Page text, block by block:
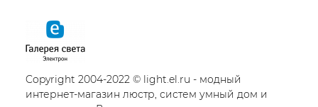
Copyright 2004-2022 © light.el.ru - модный
интернет-магазин люстр, систем умный дом и